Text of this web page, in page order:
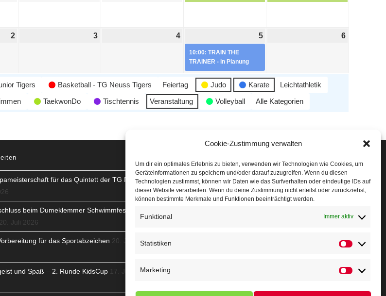
Cookie-Zustimmung verwalten
Um dir ein optimales Erlebnis zu bieten, verwenden wir Technologien wie Cookies, um
Geräteinformationen zu speichern und/oder darauf zuzugreifen. Wenn du diesen
Technologien zustimmst, können wir Daten wie das Surfverhalten oder eindeutige IDs auf
dieser Website verarbeiten. Wenn du deine Zustimmung nicht erteilst oder zurückziehst,
können bestimmte Merkmale und Funktionen beeinträchtigt werden.
Funktional Immer aktiv
Statistiken
Marketing
2 3 4 5
10:00: TRAIN THE
TRAINER - in Planung
6
Tigers Basketball - TG Neuss Tigers Feiertag Judo Karate
Leichtathletik
TaekwonDo Tischtennis Veranstaltung Volleyball Alle Kategorien
für das Quintett der TG Neuss
beim Dumeklemmer Schwimmfest in
20. Juli 2026
für das Sportabzeichen 20. Juli
und Spaß – 2. Runde KidsCup 17. Juli
Höffner Run
Schnuppertag
Terminkalender
Nikolaus-Crosslauf
Capoeira Camp